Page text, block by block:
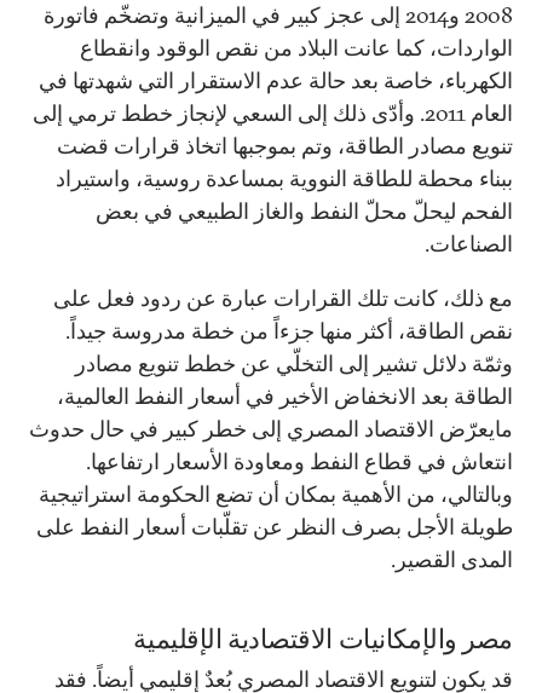
2008 و2014 إلى عجز كبير في الميزانية وتضخّم فاتورة
الواردات، كما عانت البلاد من نقص الوقود وانقطاع
الكهرباء، خاصة بعد حالة عدم الاستقرار التي شهدتها في
العام 2011. وأدّى ذلك إلى السعي لإنجاز خطط ترمي إلى
تنويع مصادر الطاقة، وتم بموجبها اتخاذ قرارات قضت
ببناء محطة للطاقة النووية بمساعدة روسية، واستيراد
الفحم ليحلّ محلّ النفط والغاز الطبيعي في بعض
الصناعات.
مع ذلك، كانت تلك القرارات عبارة عن ردود فعل على
نقص الطاقة، أكثر منها جزءاً من خطة مدروسة جيداً.
وثمّة دلائل تشير إلى التخلّي عن خطط تنويع مصادر
الطاقة بعد الانخفاض الأخير في أسعار النفط العالمية،
مايعرّض الاقتصاد المصري إلى خطر كبير في حال حدوث
انتعاش في قطاع النفط ومعاودة الأسعار ارتفاعها.
وبالتالي، من الأهمية بمكان أن تضع الحكومة استراتيجية
طويلة الأجل بصرف النظر عن تقلّبات أسعار النفط على
المدى القصير.
مصر والإمكانيات الاقتصادية الإقليمية
قد يكون لتنويع الاقتصاد المصري بُعدٌ إقليمي أيضاً. فقد